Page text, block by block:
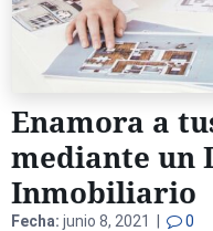
Enamora a
mediante un
Inmobiliario
Fecha: junio 8, 2021 | 0